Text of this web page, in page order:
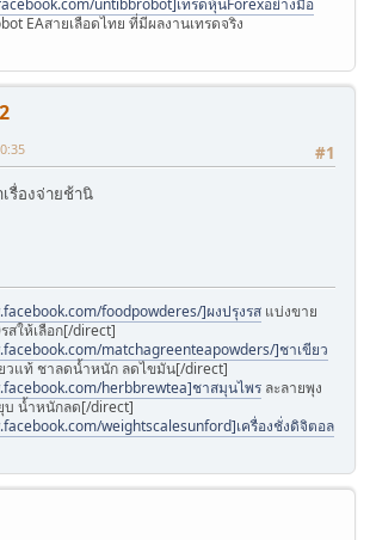
EAสายเลือดไทย ที่มีผลงานเทรดจริง
#1
รื่องจ่ายช้านิ
foodpowderes/]ผงปรุงรส แบ่งขาย
สให้เลือก[/direct]
matchagreenteapowders/]ชาเขียว
วแท้ ชาลดน้ำหนัก ลดไขมัน[/direct]
herbbrewtea]ชาสมุนไพร ละลายพุง
บ น้ำหนักลด[/direct]
weightscalesunford]เครื่องชั่งดิจิตอล